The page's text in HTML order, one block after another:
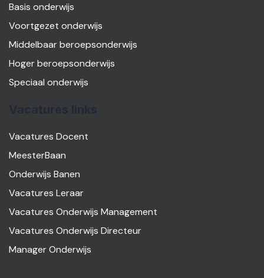
Basis onderwijs
Voortgezet onderwijs
Middelbaar beroepsonderwijs
Hoger beroepsonderwijs
Speciaal onderwijs
Vacatures Docent
MeesterBaan
Onderwijs Banen
Vacatures Leraar
Vacatures Onderwijs Management
Vacatures Onderwijs Directeur
Manager Onderwijs